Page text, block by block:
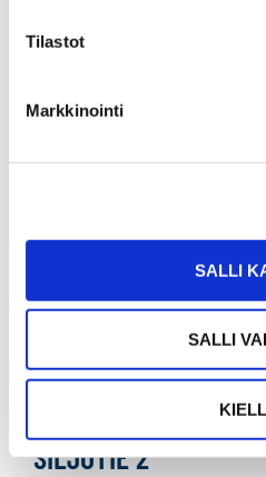
Tilastot
Markkinointi
SALLI
SALLI
Suomi Rovaniemi Keskusta
Suomi Rovaniemi III kaup.osa
SILJOTIE 2